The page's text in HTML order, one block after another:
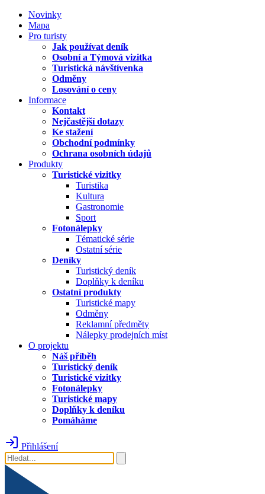
Novinky
Mapa
Pro turisty
Jak používat deník
Osobní a Týmová vizitka
Turistická návštívenka
Odměny
Losování o ceny
Informace
Kontakt
Nejčastější dotazy
Ke stažení
Obchodní podmínky
Ochrana osobních údajů
Produkty
Turistické vizitky
Turistika
Kultura
Gastronomie
Sport
Fotonálepky
Tématické série
Ostatní série
Deníky
Turistický deník
Doplňky k deníku
Ostatní produkty
Turistické mapy
Odměny
Reklamní předměty
Nálepky prodejních míst
O projektu
Náš příběh
Turistický deník
Turistické vizitky
Fotonálepky
Turistické mapy
Doplňky k deníku
Pomáháme
Přihlášení